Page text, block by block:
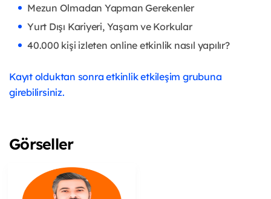
Mezun Olmadan Yapman Gerekenler
Yurt Dışı Kariyeri, Yaşam ve Korkular
40.000 kişi izleten online etkinlik nasıl yapılır?
Kayıt olduktan sonra etkinlik etkileşim grubuna
girebilirsiniz.
Görseller